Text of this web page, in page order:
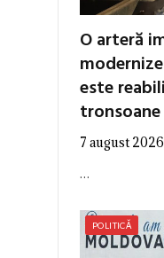
O arteră
este
tronsoane
7 august 2026
…
POLITICĂ